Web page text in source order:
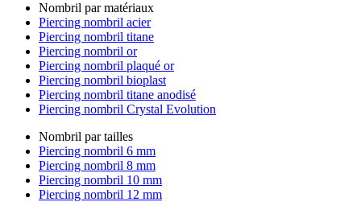
Nombril par matériaux
Piercing nombril acier
Piercing nombril titane
Piercing nombril or
Piercing nombril plaqué or
Piercing nombril bioplast
Piercing nombril titane anodisé
Piercing nombril Crystal Evolution
Nombril par tailles
Piercing nombril 6 mm
Piercing nombril 8 mm
Piercing nombril 10 mm
Piercing nombril 12 mm